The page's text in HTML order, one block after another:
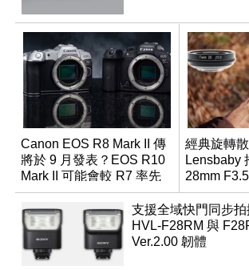
Canon EOS R8 Mark II 傳
將於 9 月發表？EOS R10
Mark II 可能會較 R7 率先
推出
經典旋轉
Lensbaby
28mm
乾鏡
支援全域快門同步
HVL-F28RM 與
Ver.2.00 韌體